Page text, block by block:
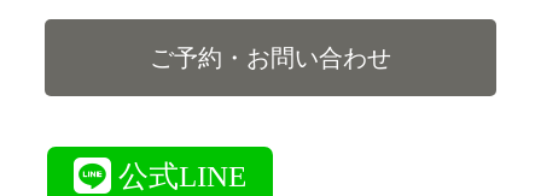
ご予約・お問い合わせ
公式LINE